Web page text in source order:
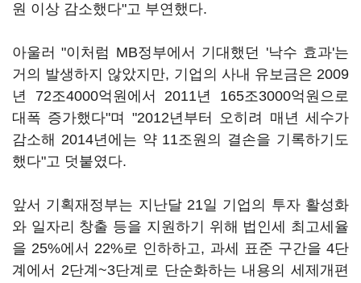
원 이상 감소했다"고 부연했다.
아울러 "이처럼 MB정부에서 기대했던 '낙수 효과'는
거의 발생하지 않았지만, 기업의 사내 유보금은 2009
년 72조4000억원에서 2011년 165조3000억원으로
대폭 증가했다"며 "2012년부터 오히려 매년 세수가
감소해 2014년에는 약 11조원의 결손을 기록하기도
했다"고 덧붙였다.
앞서 기획재정부는 지난달 21일 기업의 투자 활성화
와 일자리 창출 등을 지원하기 위해 법인세 최고세율
을 25%에서 22%로 인하하고, 과세 표준 구간을 4단
계에서 2단계~3단계로 단순화하는 내용의 세제개편